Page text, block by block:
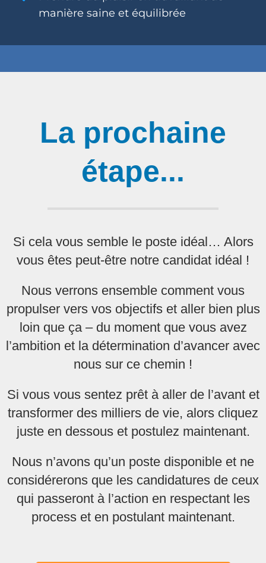
manière saine et équilibrée
La prochaine
étape...
Si cela vous semble le poste idéal… Alors
vous êtes peut-être notre candidat idéal !
Nous verrons ensemble comment vous
propulser vers vos objectifs et aller bien plus
loin que ça – du moment que vous avez
l’ambition et la détermination d’avancer avec
nous sur ce chemin !
Si vous vous sentez prêt à aller de l’avant et
transformer des milliers de vie, alors cliquez
juste en dessous et postulez maintenant.
Nous n’avons qu’un poste disponible et ne
considérerons que les candidatures de ceux
qui passeront à l’action en respectant les
process et en postulant maintenant.